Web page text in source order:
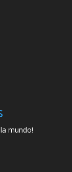
mundo!